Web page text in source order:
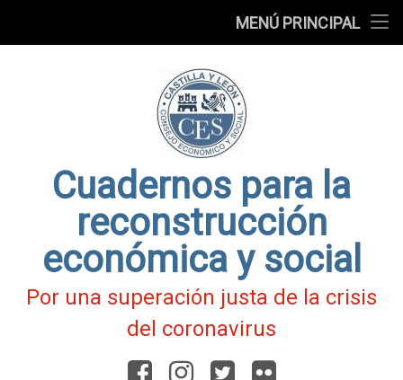
MENÚ PRINCIPAL
Cuadernos para la
reconstrucción
económica y social
Por una superación justa de la crisis
del coronavirus
FacebookInstagram
TwitterFlickr